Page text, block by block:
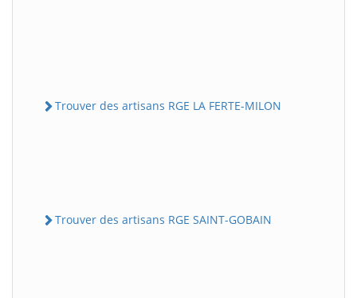
Trouver des artisans RGE LA FERTE-MILON
Trouver des artisans RGE SAINT-GOBAIN